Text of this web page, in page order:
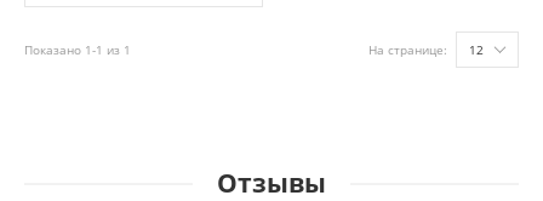
Показано 1-1 из 1 На странице: 12
Отзывы